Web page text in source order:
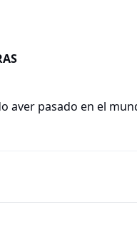
aver pasado en el